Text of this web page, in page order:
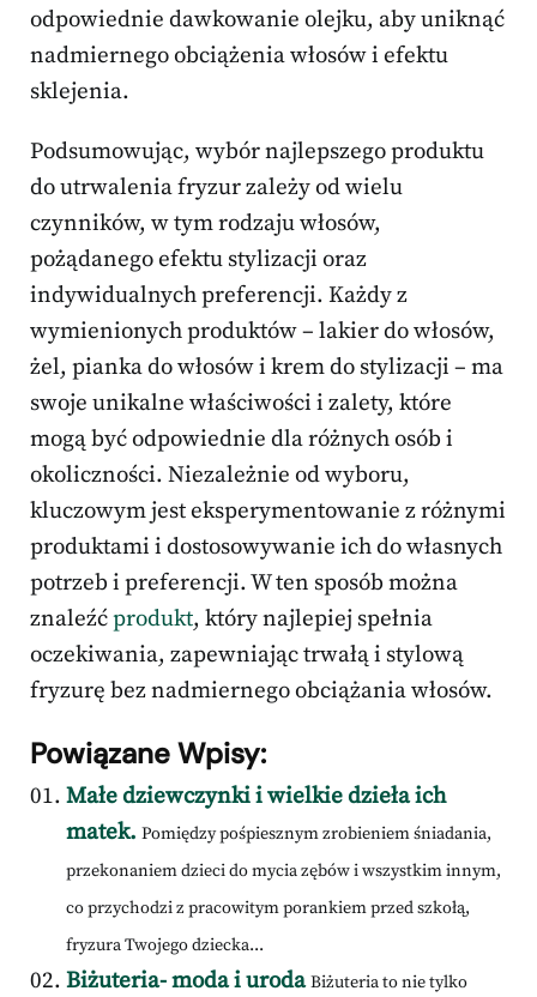
odpowiednie dawkowanie olejku, aby uniknąć
nadmiernego obciążenia włosów i efektu
sklejenia.
Podsumowując, wybór najlepszego produktu
do utrwalenia fryzur zależy od wielu
czynników, w tym rodzaju włosów,
pożądanego efektu stylizacji oraz
indywidualnych preferencji. Każdy z
wymienionych produktów – lakier do włosów,
żel, pianka do włosów i krem do stylizacji – ma
swoje unikalne właściwości i zalety, które
mogą być odpowiednie dla różnych osób i
okoliczności. Niezależnie od wyboru,
kluczowym jest eksperymentowanie z różnymi
produktami i dostosowywanie ich do własnych
potrzeb i preferencji. W ten sposób można
znaleźćprodukt, który najlepiej spełnia
oczekiwania, zapewniając trwałą i stylową
fryzurę bez nadmiernego obciążania włosów.
Powiązane Wpisy:
Małe dziewczynki i wielkie dzieła ich
matek. Pomiędzy pośpiesznym zrobieniem śniadania,
przekonaniem dzieci do mycia zębów i wszystkim innym,
co przychodzi z pracowitym porankiem przed szkołą,
fryzura Twojego dziecka...
Biżuteria- moda i uroda Biżuteria to nie tylko